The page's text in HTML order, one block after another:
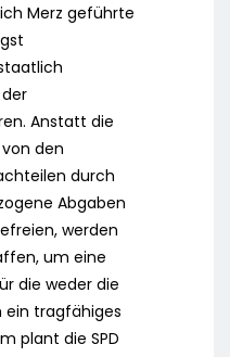
Merz geführte
Anstatt die
den
durch
Abgaben
werden
um eine
die weder die
tragfähiges
plant die SPD